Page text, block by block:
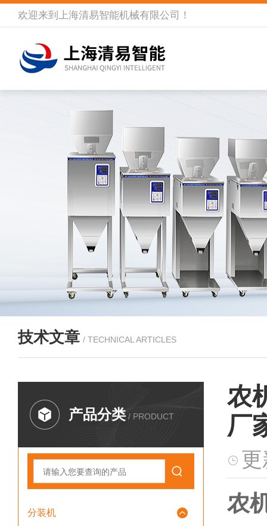
欢迎来到 上海清易智能机械有限公司 ！
技术文章 / TECHNICAL ARTICLES
产品分类 / PRODUCT
分装机
农
厂
农